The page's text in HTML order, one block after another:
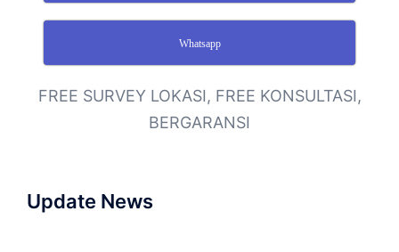
Whatsapp
FREE SURVEY LOKASI, FREE KONSULTASI,
BERGARANSI
Update News